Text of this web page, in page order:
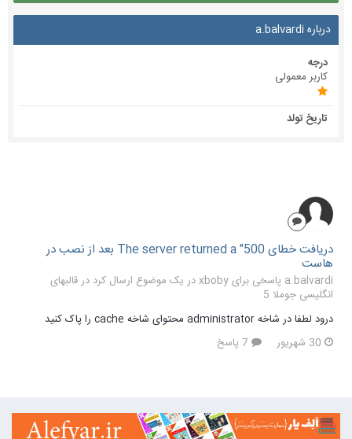
درباره a.balvardi
درجه
کاربر معمولی
تاریخ تولد
دریافت خطای The server returned a "500 بعد از نصب در
هاست
a.balvardi پاسخی برای xboby در یک موضوع ارسال کرد در
قالبهای
انگلیسی جوملا 5
درود لطفا در شاخه administrator محتوای شاخه cache را پاک کنید
30 شهریور